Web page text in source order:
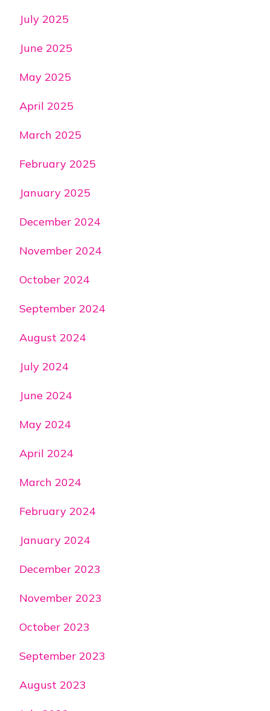
July 2025
June 2025
May 2025
April 2025
March 2025
February 2025
January 2025
December 2024
November 2024
October 2024
September 2024
August 2024
July 2024
June 2024
May 2024
April 2024
March 2024
February 2024
January 2024
December 2023
November 2023
October 2023
September 2023
August 2023